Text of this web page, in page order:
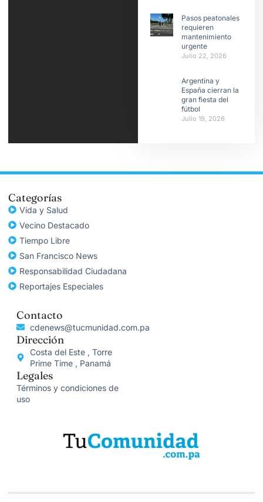
Pasos peatonales
requieren
mantenimiento
urgente
Julio 22, 2026
Argentina y
España cierran la
gran fiesta del
fútbol
Julio 19, 2026
Categorías
Vida y Salud
Vecino Destacado
Tiempo Libre
San Francisco News
Responsabilidad Ciudadana
Reportajes Especiales
Contacto
cdenews@tucmunidad.com.pa
Dirección
Costa del Este , Torre
Prime Time , Panamá
Legales
Términos y condiciones de
uso